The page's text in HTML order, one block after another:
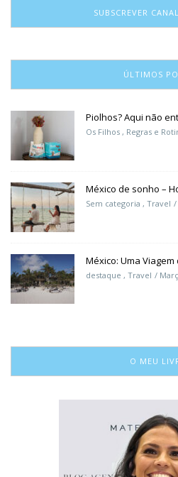
SUBSCREVER
ÚLTIMOS
Piolhos? Aqui não
Os Filhos , Regras e
México de sonho –
Sem categoria , Travel
México: Uma
destaque , Travel
O MEU